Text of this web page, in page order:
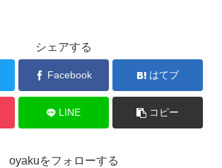
シェアする
Facebook はてブ
LINE コピー
oyakuをフォローする